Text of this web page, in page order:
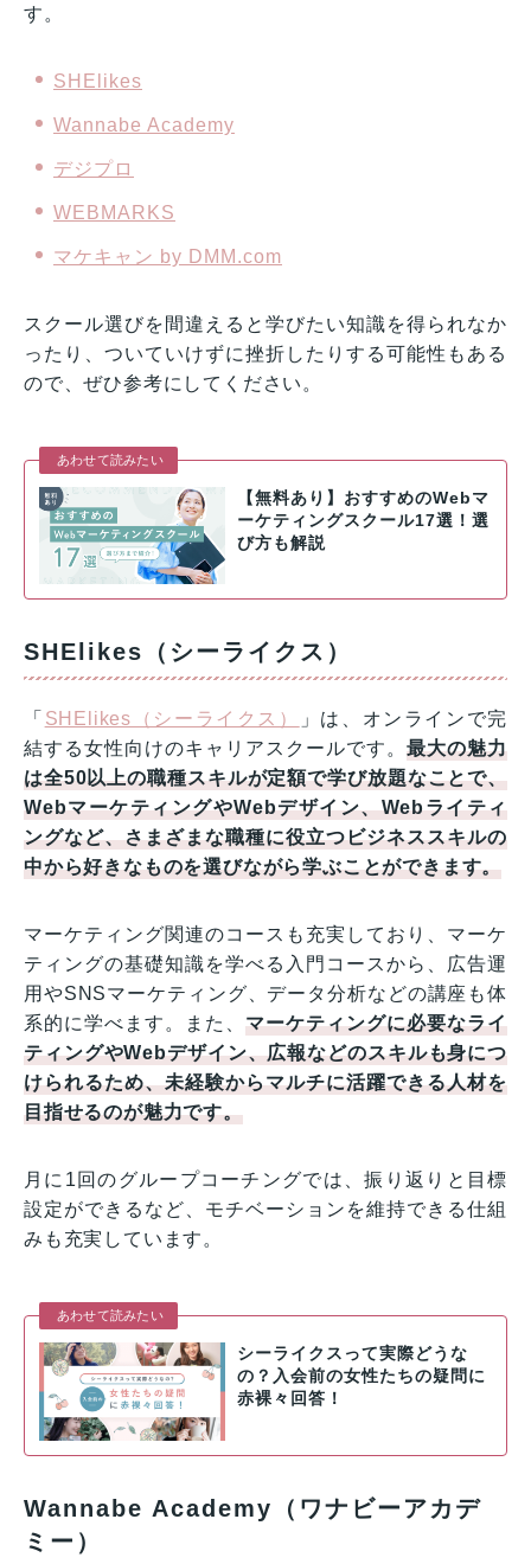
す。
SHElikes
Wannabe Academy
デジプロ
WEBMARKS
マケキャン by DMM.com
スクール選びを間違えると学びたい知識を得られなか
ったり、ついていけずに挫折したりする可能性もある
ので、ぜひ参考にしてください。
あわせて読みたい
【無料あり】おすすめのWebマ
ーケティングスクール17選！選
び方も解説
SHElikes（シーライクス）
「 SHElikes（シーライクス）
」は、オンラインで完
結する女性向けのキャリアスクールです。最大の魅力
は全50以上の職種スキルが定額で学び放題なことで、
WebマーケティングやWebデザイン、Webライティ
ングなど、さまざまな職種に役立つビジネススキルの
中から好きなものを選びながら学ぶことができます。
マーケティング関連のコースも充実しており、マーケ
ティングの基礎知識を学べる入門コースから、広告運
用やSNSマーケティング、データ分析などの講座も体
系的に学べます。また、マーケティングに必要なライ
ティングやWebデザイン、広報などのスキルも身につ
けられるため、未経験からマルチに活躍できる人材を
目指せるのが魅力です。
月に1回のグループコーチングでは、振り返りと目標
設定ができるなど、モチベーションを維持できる仕組
みも充実しています。
あわせて読みたい
シーライクスって実際どうな
の？入会前の女性たちの疑問に
赤裸々回答！
Wannabe Academy（ワナビーアカデ
ミー）